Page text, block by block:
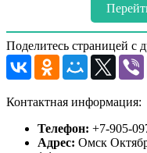
Поделитесь страницей с
Контактная информация:
Телефон: +7-905-
Адрес: Омск